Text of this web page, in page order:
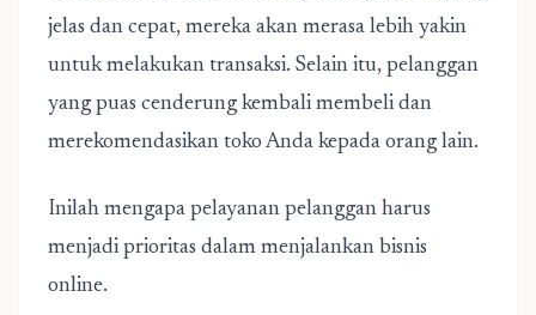
jelas dan cepat, mereka akan merasa lebih yakin
untuk melakukan transaksi. Selain itu, pelanggan
yang puas cenderung kembali membeli dan
merekomendasikan toko Anda kepada orang lain.
Inilah mengapa pelayanan pelanggan harus
menjadi prioritas dalam menjalankan bisnis
online.